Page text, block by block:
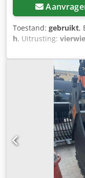
Toestand: gebruikt,
h, Uitrusting:
Telefoon · Mobiel ·
vierwielaandrijving
Bouwjaar: 2016 *
Amfjajha * Kw: 190
gewicht: 21.600 kg
Prijs op aanvraag *